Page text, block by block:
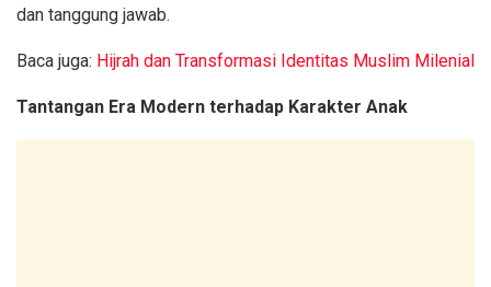
dan tanggung jawab.
Baca juga: Hijrah dan Transformasi Identitas Muslim Milenial
Tantangan Era Modern terhadap Karakter Anak